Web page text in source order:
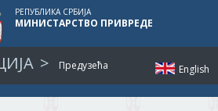
English
РЕПУБЛИКА СРБИЈА
МИНИСТАРСТВО ПРИВРЕДЕ
Предузећа